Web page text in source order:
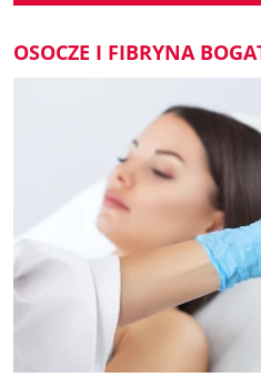
OSOCZE I FIBRYNA